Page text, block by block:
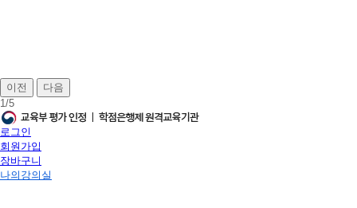
이전
다음
1/5
로그인
회원가입
장바구니
나의강의실